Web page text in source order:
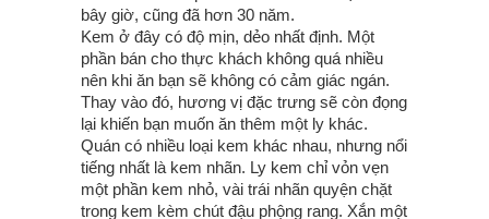
bây giờ, cũng đã hơn 30 năm.
Kem ở đây có độ mịn, dẻo nhất định. Một
phần bán cho thực khách không quá nhiều
nên khi ăn bạn sẽ không có cảm giác ngán.
Thay vào đó, hương vị đặc trưng sẽ còn đọng
lại khiến bạn muốn ăn thêm một ly khác.
Quán có nhiều loại kem khác nhau, nhưng nổi
tiếng nhất là kem nhãn. Ly kem chỉ vỏn vẹn
một phần kem nhỏ, vài trái nhãn quyện chặt
trong kem kèm chút đậu phộng rang. Xắn một